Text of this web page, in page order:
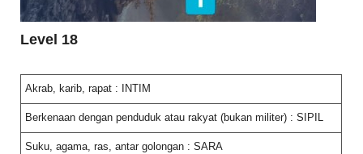
Level 18
Akrab, karib, rapat : INTIM
Berkenaan dengan penduduk atau rakyat (bukan militer) : SIPIL
Suku, agama, ras, antar golongan : SARA